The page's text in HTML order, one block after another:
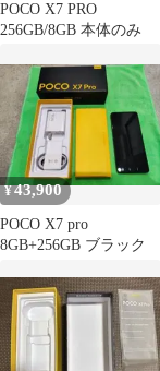
POCO X7 PRO
256GB/8GB 本体のみ
¥43,900
POCO X7 pro
8GB+256GB ブラック